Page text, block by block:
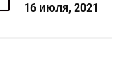
16 июля, 2021